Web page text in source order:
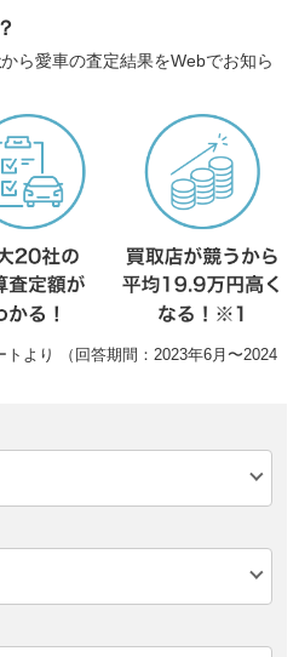
から愛車の査定結果をWebでお知ら
より （回答期間：2023年6月〜2024